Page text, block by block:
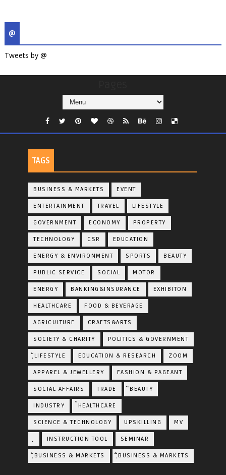
@
Tweets by @
TAGS
BUSINESS & MARKETS EVENT
ENTERTAINMENT TRAVEL LIFESTYLE
GOVERNMENT ECONOMY PROPERTY
TECHNOLOGY CSR EDUCATION
ENERGY & ENVIRONMENT SPORTS BEAUTY
PUBLIC SERVICE SOCIAL MOTOR
ENERGY BANKING&INSURANCE EXHIBITON
HEALTHCARE FOOD & BEVERAGE
AGRICULTURE CRAFTS&ARTS
SOCIETY & CHARITY POLITICS & GOVERNMENT
ฺัLIFESTYLE EDUCATION & RESEARCH ZOOM
APPAREL & JEWELLERY FASHION & PAGEANT
SOCIAL AFFAIRS TRADE ิBEAUTY
INDUSTRY ้HEALTHCARE
SCIENCE & TECHNOLOGY UPSKILLING MV
INSTRUCTION TOOL SEMINAR
ฺัBUSINESS & MARKETS ฺิBUSINESS & MARKETS